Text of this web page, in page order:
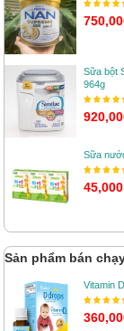
Sữa bột
964g
Sữa
Sản phẩm bán
Vitamin